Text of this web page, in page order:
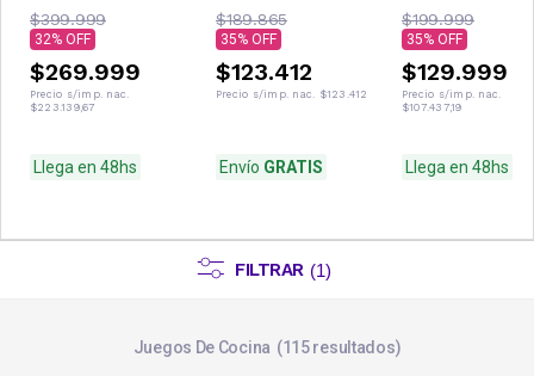
Remoto Musica Usb
Luces
$399.999
32
$269.999
Precio s/imp. nac.
$223.139,67
Llega en 48hs
$189.865
35
$123.412
Precio s/imp. nac. $123.412
Envío GRATIS
$199.999
35
$129.999
Precio s/imp. nac.
$107.437,19
Llega en 48hs
FILTRAR (1)
Juegos De Cocina 115resultados